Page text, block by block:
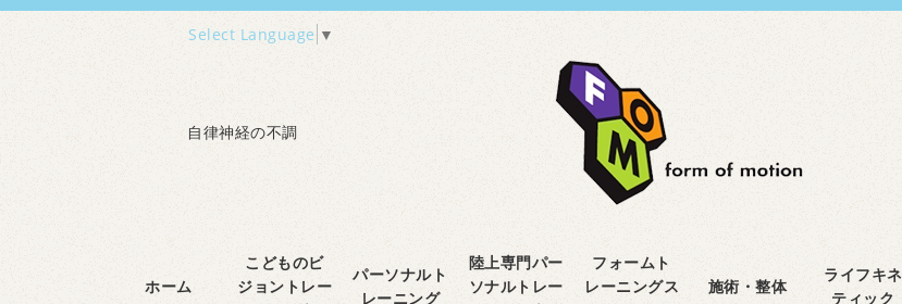
Select Language ▼
自律神経の不調
ホーム
こどものビ
ジョントレー
パーソナルト
レーニング
陸上専門パー
ソナルトレー
フォームト
レーニングス
施術・整体
ライフキネ
ティック